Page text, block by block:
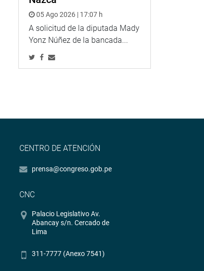
05 Ago 2026 | 17:07 h
A solicitud de la diputada Mady
Yonz Núñez de la bancada...
CENTRO DE ATENCIÓN
prensa@congreso.gob.pe
CNC
Palacio Legislativo Av.
Abancay s/n. Cercado de
Lima
311-7777 (Anexo 7541)